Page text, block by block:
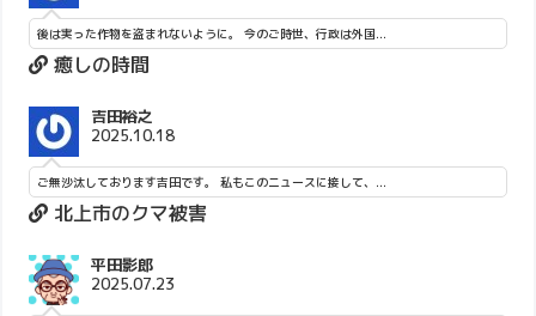
後は実った作物を盗まれないように。 今のご時世、行政は外国...
癒しの時間
吉田裕之
2025.10.18
ご無沙汰しております吉田です。 私もこのニュースに接して、...
北上市のクマ被害
平田影郎
2025.07.23